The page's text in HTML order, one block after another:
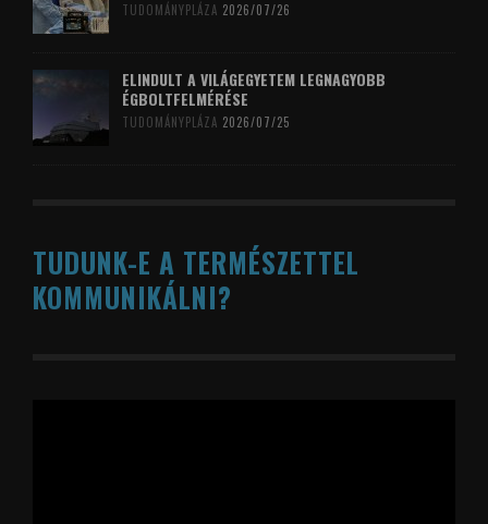
TUDOMÁNYPLÁZA 2026/07/26
ELINDULT A VILÁGEGYETEM LEGNAGYOBB
ÉGBOLTFELMÉRÉSE
TUDOMÁNYPLÁZA 2026/07/25
TUDUNK-E A TERMÉSZETTEL
KOMMUNIKÁLNI?